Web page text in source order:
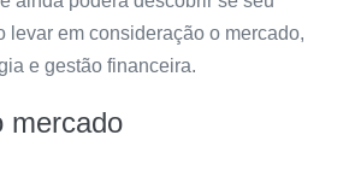
levar em consideração o mercado,
e gestão financeira.
mercado